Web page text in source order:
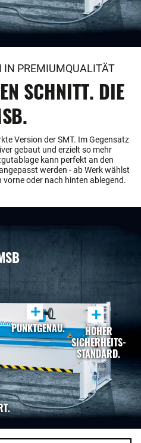
IN PREMIUMQUALITÄT
SCHNITT. DIE
Version der SMT. Im Gegensatz
gebaut und erzielt so mehr
kann perfekt an den
werden - ab Werk wählst
oder nach hinten ablegend.
+
PUNKTGENAU.
+
HOHER
SICHERHEITS-
STANDARD.